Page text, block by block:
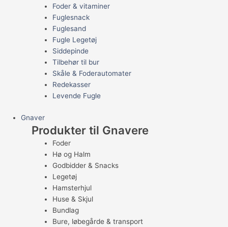
Foder & vitaminer
Fuglesnack
Fuglesand
Fugle Legetøj
Siddepinde
Tilbehør til bur
Skåle & Foderautomater
Redekasser
Levende Fugle
Gnaver
Produkter til Gnavere
Foder
Hø og Halm
Godbidder & Snacks
Legetøj
Hamsterhjul
Huse & Skjul
Bundlag
Bure, løbegårde & transport